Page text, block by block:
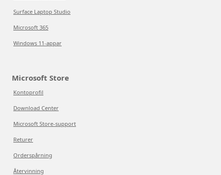
Surface Laptop Studio
Microsoft 365
Windows 11-appar
Microsoft Store
Kontoprofil
Download Center
Microsoft Store-support
Returer
Orderspårning
Återvinning